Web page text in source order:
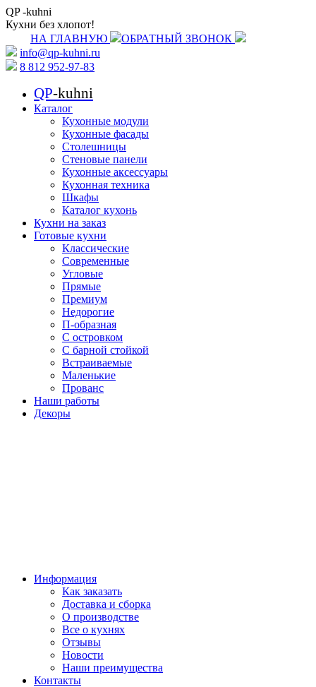
QP -kuhni
Кухни без хлопот!
ОБРАТНЫЙ ЗВОНОК
НА ГЛАВНУЮ
info@qp-kuhni.ru
8 812 952-97-83
QP-kuhni
Каталог
Кухонные модули
Кухонные фасады
Столешницы
Стеновые панели
Кухонные аксессуары
Кухонная техника
Шкафы
Каталог кухонь
Кухни на заказ
Готовые кухни
Классические
Современные
Угловые
Прямые
Премиум
Недорогие
П-образная
С островком
С барной стойкой
Встраиваемые
Маленькие
Прованс
Наши работы
Декоры
Информация
Как заказать
Доставка и сборка
О производстве
Все о кухнях
Отзывы
Новости
Наши преимущества
Контакты